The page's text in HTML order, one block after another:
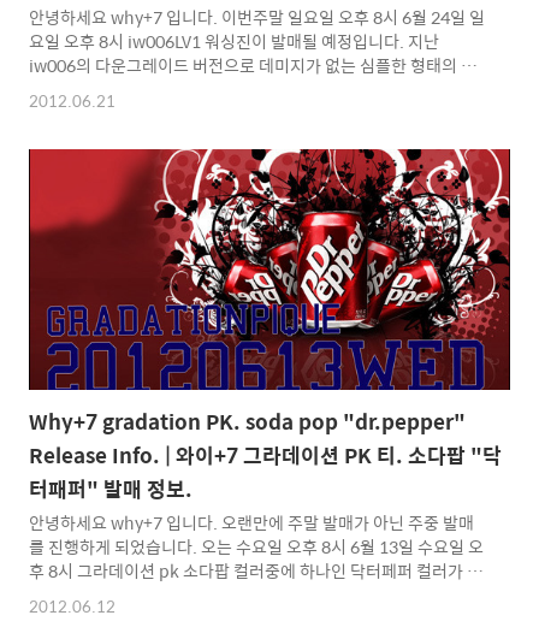
안녕하세요 why+7 입니다. 이번주말 일요일 오후 8시 6월 24일 일
요일 오후 8시 iw006LV1 워싱진이 발매될 예정입니다. 지난
iw006의 다운그레이드 버전으로 데미지가 없는 심플한 형태의 바
지를 원하는 분들을 위해 제작된 바지입니다. 본래는 데미지가 추가
된 LV3 이나 4가 발매될 예정이었으나 데미지가 없는 버전나름대로
분은 IW006LV2와 같습니다. 단 사이징의 변화가 있는데 지난
IW006이 허리가 크다는 이야기를 많이 들었기 때문에 최소한 지난
코팅진 수준의 허리 사이즈로 줄였습니다. 구매시 참고하시기를 바
랍니다. / 또한 XL 사이즈는 발매하지 않습니다. / size (CM) S : 허
리 37 밑단 16 허벅지 25 총기..
2012.06.21
Why+7 gradation PK. soda pop "dr.pepper"
Release Info. | 와이+7 그라데이션 PK 티. 소다팝 "닥
터패퍼" 발매 정보.
안녕하세요 why+7 입니다. 오랜만에 주말 발매가 아닌 주중 발매
를 진행하게 되었습니다. 오는 수요일 오후 8시 6월 13일 수요일 오
후 8시 그라데이션 pk 소다팝 컬러중에 하나인 닥터페퍼 컬러가 발
매됩니다. dr.pepper 탄산음료 시리즈중 하나인 닥터페퍼의 컬러
링을 차용해 그라데이션 컬러를 입혔습니다. (만들고 보니 죠스바
2012.06.12